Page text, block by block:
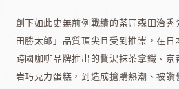
創下如此史無前例戰績的茶匠森田治
田勝太郎」品質頂尖且受到推崇，在
跨國咖啡品牌推出的贅沢抹茶拿鐵、
岩巧克力蛋糕，到造成搶購熱潮、被